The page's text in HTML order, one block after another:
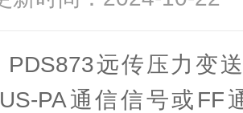
远传压力变送
PA通信信号或